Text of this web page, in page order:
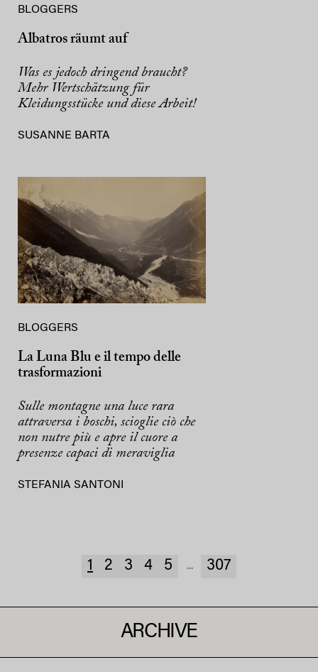
BLOGGERS
Albatros räumt auf
Was es jedoch dringend braucht?
Mehr Wertschätzung für
Kleidungsstücke und diese Arbeit!
SUSANNE BARTA
BLOGGERS
La Luna Blu e il tempo delle
trasformazioni
Sulle montagne una luce rara
attraversa i boschi, scioglie ciò che
non nutre più e apre il cuore a
presenze capaci di meraviglia
STEFANIA SANTONI
1 2 3 4 5 ... 307
ARCHIVE